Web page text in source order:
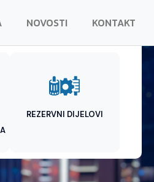
NOVOSTI KONTAKT
REZERVNI DIJELOVI